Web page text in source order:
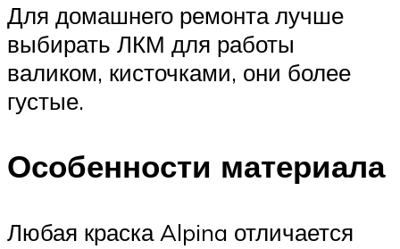
Для домашнего ремонта лучше
выбирать ЛКМ для работы
валиком, кисточками, они более
густые.
Особенности материала
Любая краска Alpina отличается